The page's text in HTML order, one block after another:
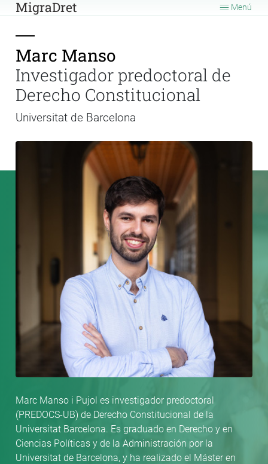
MigraDret Menú
Marc Manso
Investigador predoctoral de
Derecho Constitucional
Universitat de Barcelona
Marc Manso i Pujol es investigador predoctoral
(PREDOCS-UB) de Derecho Constitucional de la
Universitat Barcelona. Es graduado en Derecho y en
Ciencias Políticas y de la Administración por la
Universitat de Barcelona, y ha realizado el Máster en